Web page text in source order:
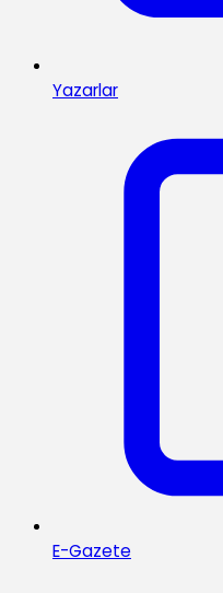
Yazarlar
E-Gazete